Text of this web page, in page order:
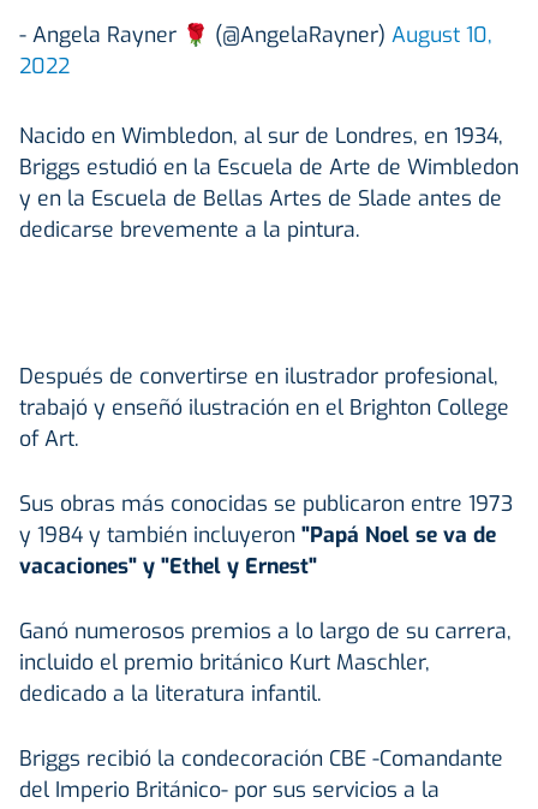
- Angela Rayner 🌹 (@AngelaRayner) August 10,
2022
Nacido en Wimbledon, al sur de Londres, en 1934,
Briggs estudió en la Escuela de Arte de Wimbledon
y en la Escuela de Bellas Artes de Slade antes de
dedicarse brevemente a la pintura.
Después de convertirse en ilustrador profesional,
trabajó y enseñó ilustración en el Brighton College
of Art.
Sus obras más conocidas se publicaron entre 1973
y 1984 y también incluyeron "Papá Noel se va de
vacaciones" y "Ethel y Ernest"
Ganó numerosos premios a lo largo de su carrera,
incluido el premio británico Kurt Maschler,
dedicado a la literatura infantil.
Briggs recibió la condecoración CBE -Comandante
del Imperio Británico- por sus servicios a la